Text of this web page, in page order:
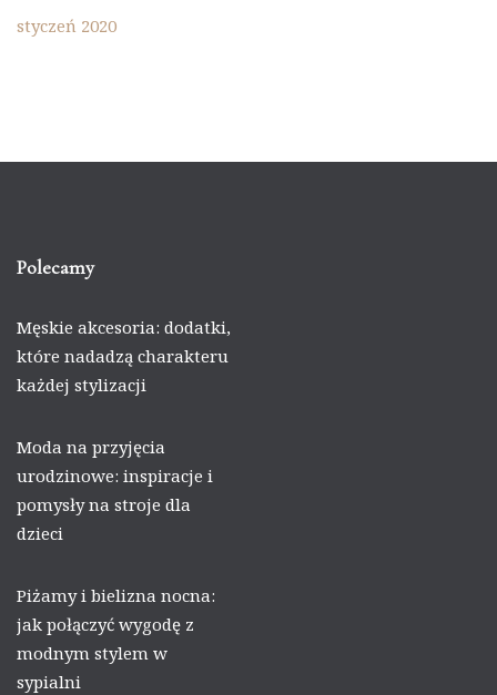
styczeń 2020
Polecamy
Męskie akcesoria: dodatki,
które nadadzą charakteru
każdej stylizacji
Moda na przyjęcia
urodzinowe: inspiracje i
pomysły na stroje dla
dzieci
Piżamy i bielizna nocna:
jak połączyć wygodę z
modnym stylem w
sypialni